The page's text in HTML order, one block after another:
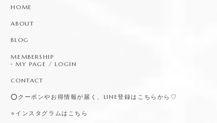
HOME
ABOUT
BLOG
MEMBERSHIP
MY PAGE / LOGIN
CONTACT
⭕️クーポンやお得情報が届く、LINE登録はこちらから♡
⭐️インスタグラムはこちら